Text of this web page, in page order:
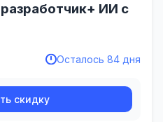
ИИ с
Осталось 84 дня
скидку